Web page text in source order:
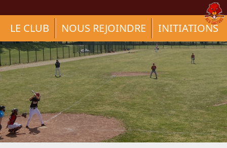
LE CLUB NOUS REJOINDRE INITIATIONS